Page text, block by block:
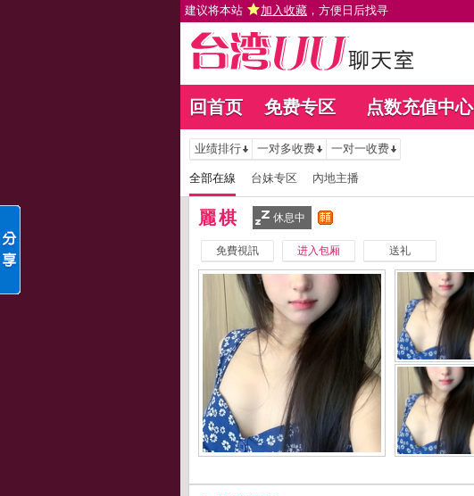
建议将本站 加入收藏 ，方便日后找寻
回首页 免费专区 点数充值中心
业绩排行 一对多收费 一对一收费
全部在線 台妹专区 內地主播
麗棋 休息中
免費視訊 进入包厢 送礼